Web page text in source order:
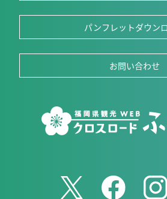
パンフレットダウン
お問い合わせ